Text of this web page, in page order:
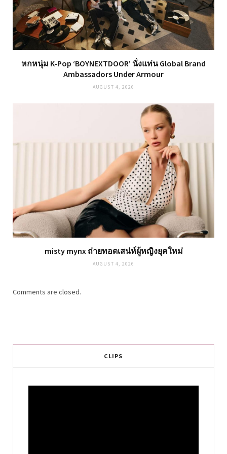
หกหนุ่ม K-Pop ‘BOYNEXTDOOR’ นั่งแท่น Global Brand
Ambassadors Under Armour
AUGUST 4, 2026
misty mynx ถ่ายทอดเสน่ห์ผู้หญิงยุคใหม่
AUGUST 4, 2026
Comments are closed.
CLIPS